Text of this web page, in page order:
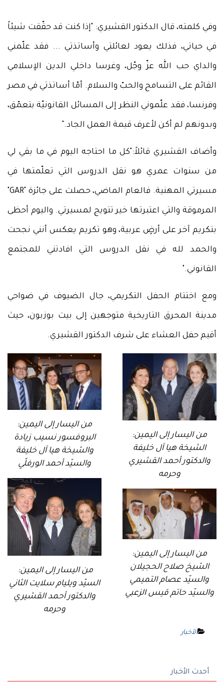
وفي كلمته، قال الدكتور القشيري: "إذا كنت قد حقّقت شيئاً
في حياتي، فذلك يعود لعائلتي وأساتذتي ... فقد علّمني
والداي حب الله عزّ وجّل، وغرسا داخلي الدين الإسلامي
القائم على التسامح والحبّ والسلام. أمّا أساتذتي في مصر
وفرنسا، فقد علّموني النظر إلى المسائل القانونيّة بتعمّق،
وبدونهم لم أكن لأعرف قيمة العمل الجاد."
وأضاف القشيري قائلاً:"كل ما احتاجه اليوم في ما بقي لي
من سنوات عمري هو نقل الدروس التي تعلّمتها في
مسيرتي المهنية. فالعام الماضي، حصلت على جائزة "GAR"
المرموقة والتي اعتبرتها خير تتويج لمسيرتي. واليوم أحظى
بتكريم آخر على أرضٍ عربية، وهو تكريم يعكس أنني نجحت
والحمد لله في نقل الدروس التي افادتني للمجتمع
القانوني."
ومع اختتام الحفل التكريمي، جال الضيوف في ضواحي
مدينة المحرق التاريخية متوجهين إلى بيت بوزبون، حيث
أقيم حفل العشاء على شرف الدكتور القشيري.
من اليسار إلى اليمين:
البروفسور نسيب زيادة
والشيخة هيا آل خليفة
والسيّد أحمد الورفلّي
من اليسار إلى اليمين:
الشيخة هيا آل خليفة
والدكتور أحمد القشيري
وحرمه
من اليسار إلى اليمين:
السيّد ويليام سلايت الثاني
والدكتور أحمد القشيري
وحرمه
من اليسار إلى اليمين:
الشيخ صلاح الحجيلان
والسيّد عصام التميمي
والسيّد حاتم قيس الزعبي
الأخبار
أحدث الأخبار